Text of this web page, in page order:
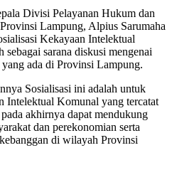
Divisi Pelayanan Hukum dan
Lampung, Alpius Sarumaha
Kekayaan Intelektual
sarana diskusi mengenai
ada di Provinsi Lampung.
Sosialisasi ini adalah untuk
Intelektual Komunal yang tercatat
akhirnya dapat mendukung
dan perekonomian serta
di wilayah Provinsi